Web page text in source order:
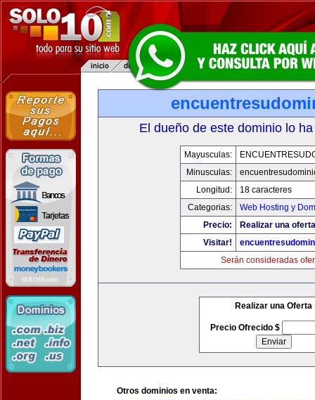
El dueño de este dominio lo
Mayusculas:
Minusculas:
Longitud:
18 caracteres
Categorias:
Web Hosting y
Precio:
Realizar una
Visitar!
Serán consideradas
Realizar una Oferta
Precio Ofrecido $
Otros dominios en venta: